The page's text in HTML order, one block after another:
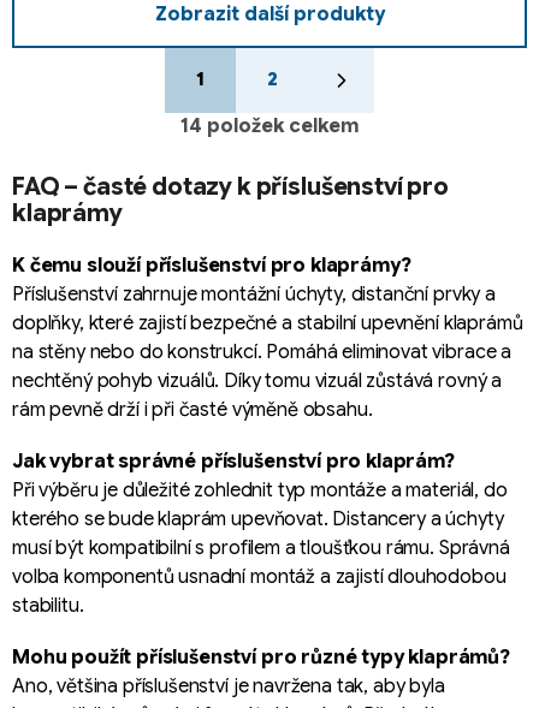
d
a
c
í
p
r
v
k
y
v
p
i
s
u
Zobrazit další produkty
t
á
k
o
n
í
1 2
14 položek celkem
FAQ – časté dotazy k příslušenství pro
klaprámy
K čemu slouží příslušenství pro klaprámy?
Příslušenství zahrnuje montážní úchyty, distanční prvky a
doplňky, které zajistí bezpečné a stabilní upevnění klaprámů
na stěny nebo do konstrukcí. Pomáhá eliminovat vibrace a
nechtěný pohyb vizuálů. Díky tomu vizuál zůstává rovný a
rám pevně drží i při časté výměně obsahu.
Jak vybrat správné příslušenství pro klaprám?
Při výběru je důležité zohlednit typ montáže a materiál, do
kterého se bude klaprám upevňovat. Distancery a úchyty
musí být kompatibilní s profilem a tloušťkou rámu. Správná
volba komponentů usnadní montáž a zajistí dlouhodobou
stabilitu.
Mohu použít příslušenství pro různé typy klaprámů?
Ano, většina příslušenství je navržena tak, aby byla